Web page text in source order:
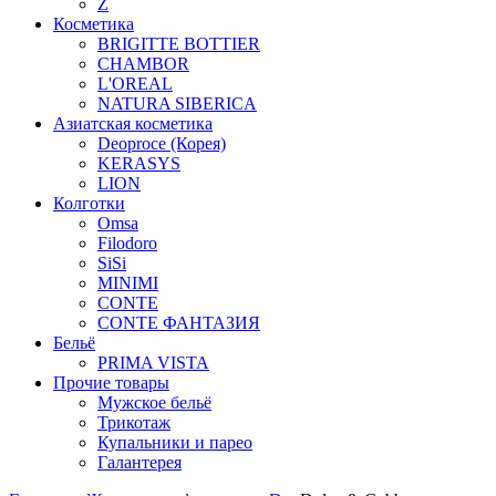
Z
Косметика
BRIGITTE BOTTIER
CHAMBOR
L'OREAL
NATURA SIBERICA
Азиатская косметика
Deoproce (Корея)
KERASYS
LION
Колготки
Omsa
Filodoro
SiSi
MINIMI
CONTE
CONTE ФАНТАЗИЯ
Бельё
PRIMA VISTA
Прочие товары
Мужское бельё
Трикотаж
Купальники и парео
Галантерея